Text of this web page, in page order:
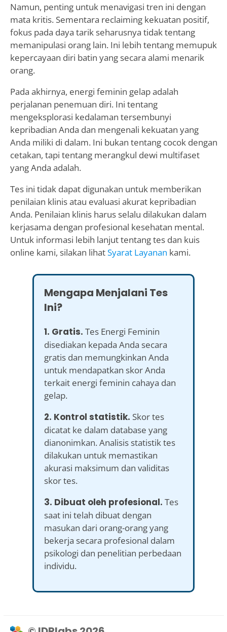
Namun, penting untuk menavigasi tren ini dengan
mata kritis. Sementara reclaiming kekuatan positif,
fokus pada daya tarik seharusnya tidak tentang
memanipulasi orang lain. Ini lebih tentang memupuk
kepercayaan diri batin yang secara alami menarik
orang.
Pada akhirnya, energi feminin gelap adalah
perjalanan penemuan diri. Ini tentang
mengeksplorasi kedalaman tersembunyi
kepribadian Anda dan mengenali kekuatan yang
Anda miliki di dalam. Ini bukan tentang cocok dengan
cetakan, tapi tentang merangkul dewi multifaset
yang Anda adalah.
Tes ini tidak dapat digunakan untuk memberikan
penilaian klinis atau evaluasi akurat kepribadian
Anda. Penilaian klinis harus selalu dilakukan dalam
kerjasama dengan profesional kesehatan mental.
Untuk informasi lebih lanjut tentang tes dan kuis
online kami, silakan lihatSyarat Layanan kami.
Mengapa Menjalani Tes
Ini?
1. Gratis. Tes Energi Feminin
disediakan kepada Anda secara
gratis dan memungkinkan Anda
untuk mendapatkan skor Anda
terkait energi feminin cahaya dan
gelap.
2. Kontrol statistik. Skor tes
dicatat ke dalam database yang
dianonimkan. Analisis statistik tes
dilakukan untuk memastikan
akurasi maksimum dan validitas
skor tes.
3. Dibuat oleh profesional. Tes
saat ini telah dibuat dengan
masukan dari orang-orang yang
bekerja secara profesional dalam
psikologi dan penelitian perbedaan
individu.